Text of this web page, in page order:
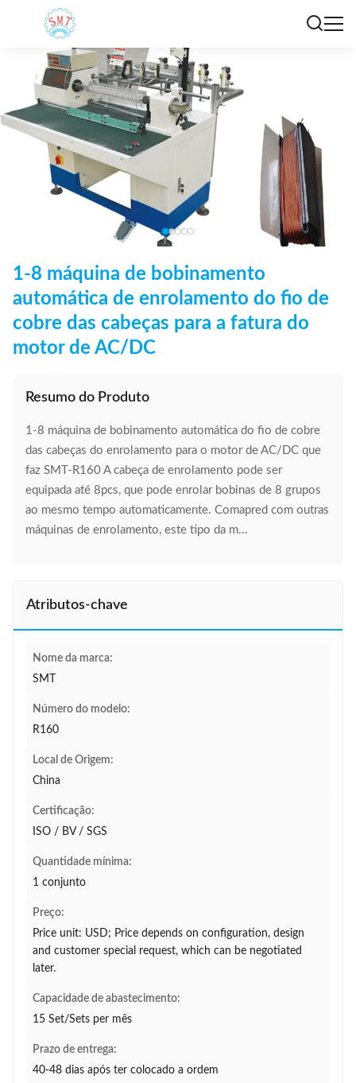
1-8 máquina de bobinamento
automática de enrolamento do fio de
cobre das cabeças para a fatura do
motor de AC/DC
Resumo do Produto
1-8 máquina de bobinamento automática do fio de cobre
das cabeças do enrolamento para o motor de AC/DC que
faz SMT-R160 A cabeça de enrolamento pode ser
equipada até 8pcs, que pode enrolar bobinas de 8 grupos
ao mesmo tempo automaticamente. Comapred com outras
máquinas de enrolamento, este tipo da m...
Atributos-chave
Nome da marca:
SMT
Número do modelo:
R160
Local de Origem:
China
Certificação:
ISO / BV / SGS
Quantidade mínima:
1 conjunto
Preço:
Price unit: USD; Price depends on configuration, design
and customer special request, which can be negotiated
later.
Capacidade de abastecimento:
15 Set/Sets per mês
Prazo de entrega:
40-48 dias após ter colocado a ordem